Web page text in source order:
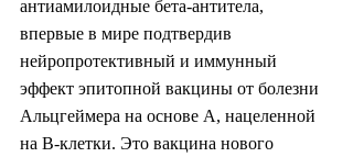
антиамилоидные бета-антитела,
впервые в мире подтвердив
нейропротективный и иммунный
эффект эпитопной вакцины от болезни
Альцгеймера на основе A, нацеленной
на B-клетки. Это вакцина нового